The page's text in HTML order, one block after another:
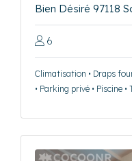
Bien Désiré 97118
6
Climatisation • Draps
• Parking privé • Piscine •